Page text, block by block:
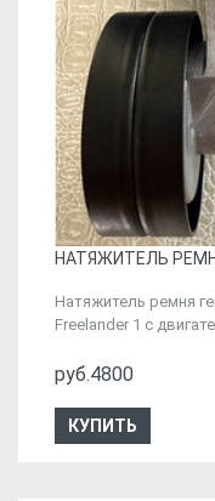
НАТЯЖИТЕЛЬ
Натяжитель ремня
Freelander 1 c
руб.4800
КУПИТЬ